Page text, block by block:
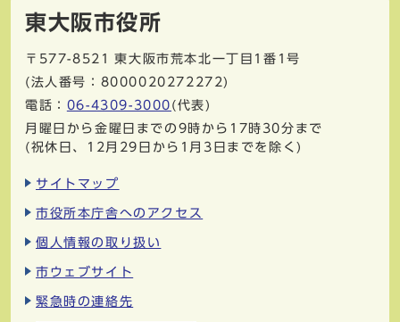
東大阪市役所
〒577-8521
東大阪市荒本北一丁目1番1号
(法人番号：8000020272272)
電話： 06-4309-3000 (代表)
月曜日から金曜日までの9時から17時30分まで
(祝休日、12月29日から1月3日までを除く)
サイトマップ
市役所本庁舎へのアクセス
個人情報の取り扱い
市ウェブサイト
緊急時の連絡先